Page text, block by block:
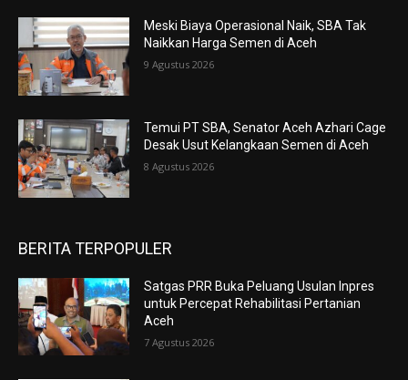
Meski Biaya Operasional Naik, SBA Tak
Naikkan Harga Semen di Aceh
9 Agustus 2026
Temui PT SBA, Senator Aceh Azhari Cage
Desak Usut Kelangkaan Semen di Aceh
8 Agustus 2026
BERITA TERPOPULER
Satgas PRR Buka Peluang Usulan Inpres
untuk Percepat Rehabilitasi Pertanian
Aceh
7 Agustus 2026